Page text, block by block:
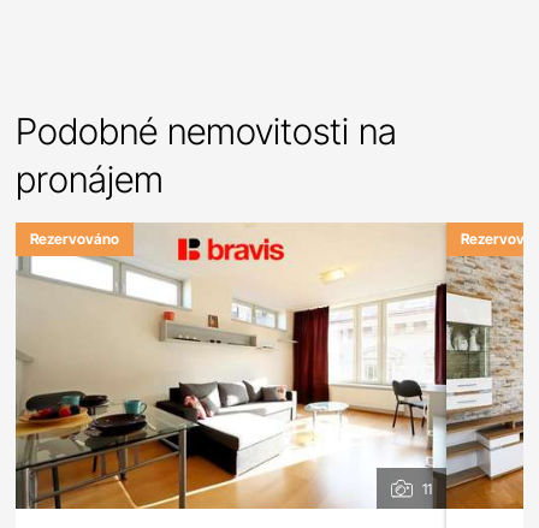
Podobné nemovitosti na
pronájem
Rezervováno
11